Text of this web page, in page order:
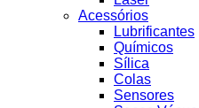
Acessórios
Lubrificantes
Químicos
Sílica
Colas
Sensores